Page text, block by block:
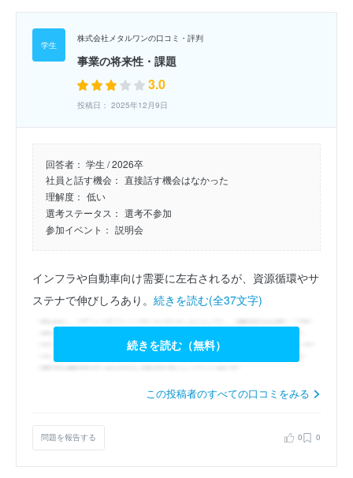
株式会社メタルワンの口コミ・評判
事業の将来性・課題
3.0
投稿日： 2025年12月9日
回答者： 学生 / 2026卒
社員と話す機会： 直接話す機会はなかった
理解度： 低い
選考ステータス： 選考不参加
参加イベント： 説明会
インフラや自動車向け需要に左右されるが、資源循環やサ
ステナで伸びしろあり。 続きを読む(全37文字)
続きを読む（無料）
この投稿者のすべての口コミをみる
問題を報告する 0 0